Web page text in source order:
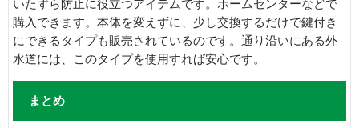
いたずら防止に役立つアイテムです。ホームセンターなどで
購入できます。本体を変えずに、少し交換するだけで鍵付き
にできるタイプも販売されているのです。通り沿いにある外
水道には、このタイプを使用すれば安心です。
まとめ